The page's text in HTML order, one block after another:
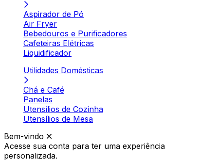
Aspirador de Pó
Air Fryer
Bebedouros e Purificadores
Cafeteiras Elétricas
Liquidificador
Utilidades Domésticas
Chá e Café
Panelas
Utensílios de Cozinha
Utensílios de Mesa
Bem-vindo
Acesse sua conta para ter uma experiência
personalizada.